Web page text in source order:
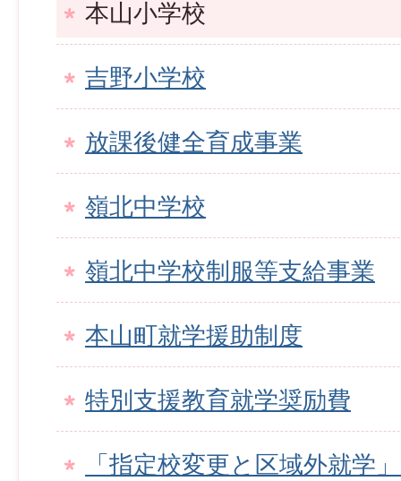
本山小学校
吉野小学校
放課後健全育成事業
嶺北中学校
嶺北中学校制服等支給事業
本山町就学援助制度
特別支援教育就学奨励費
「指定校変更と区域外就学